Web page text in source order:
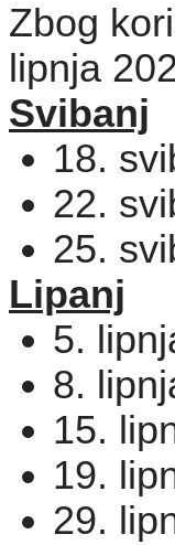
Zbog
lipnja
Svibanj
18.
22.
25.
Lipanj
5.
8.
15.
19.
29.